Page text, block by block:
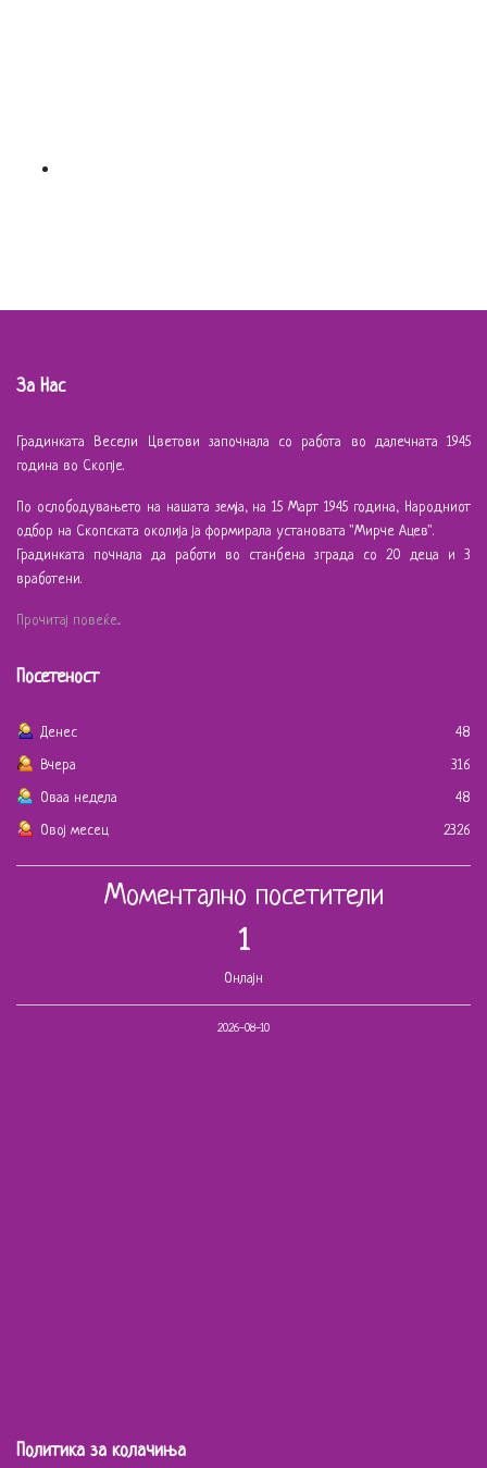
За Нас
Градинката Весели Цветови започнала со работа во далечната 1945
година во Скопје.
По ослободувањето на нашата земја, на 15 Март 1945 година, Народниот
одбор на Скопската околија ја формирала установата "Мирче Ацев".
Градинката почнала да работи во станбена зграда со 20 деца и 3
вработени.
Прочитај повеќе...
Посетеност
Денес
48
Вчера
316
Оваа недела
48
Овој месец
2326
Моментално посетители
1
Онлајн
2026-08-10
Политика за колачиња